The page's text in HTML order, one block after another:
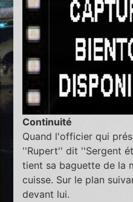
Continuité
Quand l'officier qui
''Rupert'' dit ''Sergent
tient sa baguette de la
cuisse. Sur le plan
devant lui.